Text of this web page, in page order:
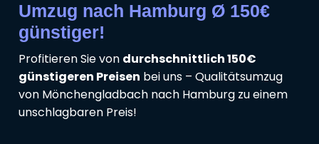
Umzug nach Hamburg Ø 150€
günstiger!
Profitieren Sie von durchschnittlich 150€
günstigeren Preisen bei uns – Qualitätsumzug
von Mönchengladbach nach Hamburg zu einem
unschlagbaren Preis!